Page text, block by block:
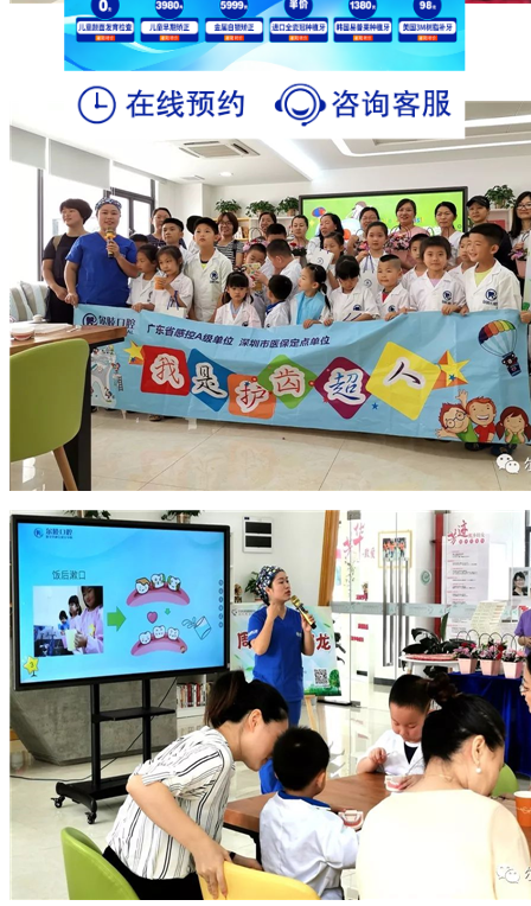
#5月11日•沙井街道党群•小小牙医#